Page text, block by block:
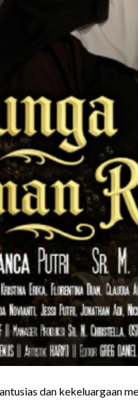
dan kekeluargaan